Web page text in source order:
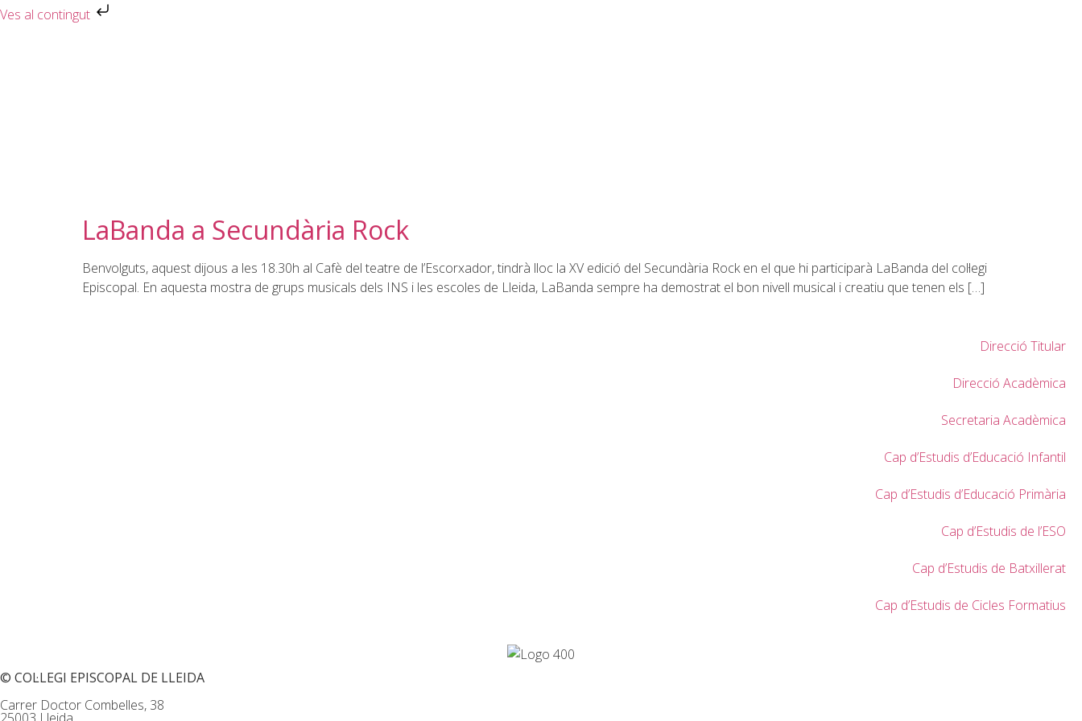
Ves al contingut
LaBanda a Secundària Rock
Benvolguts, aquest dijous a les 18.30h al Cafè del teatre de l’Escorxador, tindrà lloc la XV edició del Secundària Rock en el que hi participarà LaBanda del col·legi
Episcopal. En aquesta mostra de grups musicals dels INS i les escoles de Lleida, LaBanda sempre ha demostrat el bon nivell musical i creatiu que tenen els […]
Direcció Titular
Direcció Acadèmica
Secretaria Acadèmica
Cap d’Estudis d’Educació Infantil
Cap d’Estudis d’Educació Primària
Cap d’Estudis de l’ESO
Cap d’Estudis de Batxillerat
Cap d’Estudis de Cicles Formatius
© COL·LEGI EPISCOPAL DE LLEIDA
Carrer Doctor Combelles, 38